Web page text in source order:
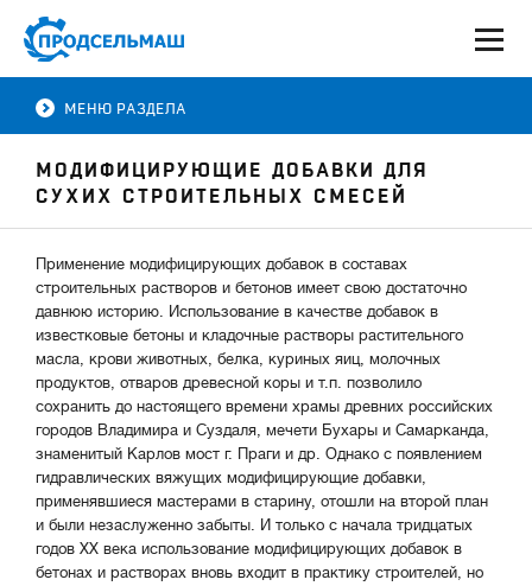
МЕНЮ РАЗДЕЛА
МОДИФИЦИРУЮЩИЕ ДОБАВКИ ДЛЯ
СУХИХ СТРОИТЕЛЬНЫХ СМЕСЕЙ
Применение модифицирующих добавок в составах
строительных растворов и бетонов имеет свою достаточно
давнюю историю. Использование в качестве добавок в
известковые бетоны и кладочные растворы растительного
масла, крови животных, белка, куриных яиц, молочных
продуктов, отваров древесной коры и т.п. позволило
сохранить до настоящего времени храмы древних российских
городов Владимира и Суздаля, мечети Бухары и Самарканда,
знаменитый Карлов мост г. Праги и др. Однако с появлением
гидравлических вяжущих модифицирующие добавки,
применявшиеся мастерами в старину, отошли на второй план
и были незаслуженно забыты. И только с начала тридцатых
годов XX века использование модифицирующих добавок в
бетонах и растворах вновь входит в практику строителей, но